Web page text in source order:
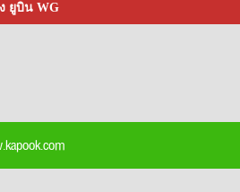
ยูบิน WG